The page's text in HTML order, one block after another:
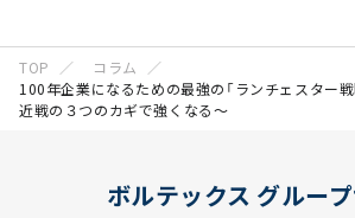
TOP
コラム
100年企業になるための最強の「ランチェスター戦
近戦の３つのカギで強くなる〜
ボルテックス グルー